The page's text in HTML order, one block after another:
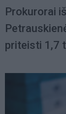
Prokurorai
priteisti 1,7